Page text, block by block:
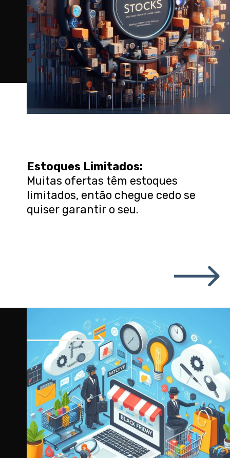
Estoques Limitados:
Muitas ofertas têm estoques
limitados, então chegue cedo se
quiser garantir o seu.